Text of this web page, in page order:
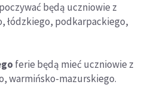
będą uczniowie z
łódzkiego, podkarpackiego,
ferie będą mieć uczniowie z
warmińsko-mazurskiego.